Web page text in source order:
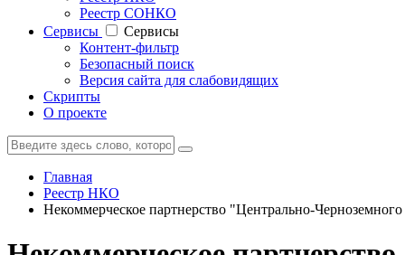
Реестр СОНКО
Cервисы
Cервисы
Контент-фильтр
Безопасный поиск
Версия сайта для слабовидящих
Скрипты
О проекте
Главная
Реестр НКО
Некоммерческое партнерство "Центрально-Черноземного